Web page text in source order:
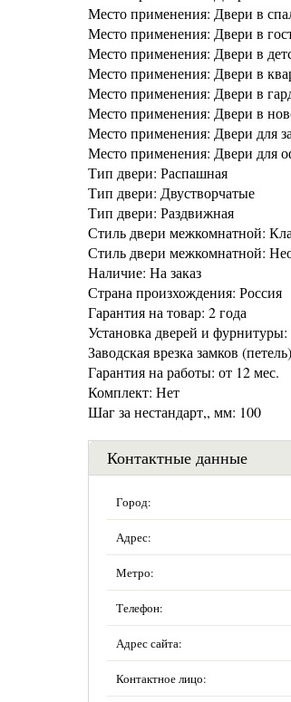
Место применения: Двери в
Место применения: Двери в
Место применения: Двери в
Место применения: Двери в
Место применения: Двери в
Место применения: Двери в
Место применения: Двери для
Место применения: Двери для
Тип двери: Распашная
Тип двери: Двустворчатые
Тип двери: Раздвижная
Стиль двери межкомнатной:
Стиль двери межкомнатной:
Наличие: На заказ
Страна произхождения: Россия
Гарантия на товар: 2 года
Установка дверей и
Заводская врезка замков
Гарантия на работы: от 12 мес.
Комплект: Нет
Шаг за нестандарт,, мм: 100
Контактные данные
Город:
Адрес:
Метро:
Телефон:
Адрес сайта:
Контактное лицо: